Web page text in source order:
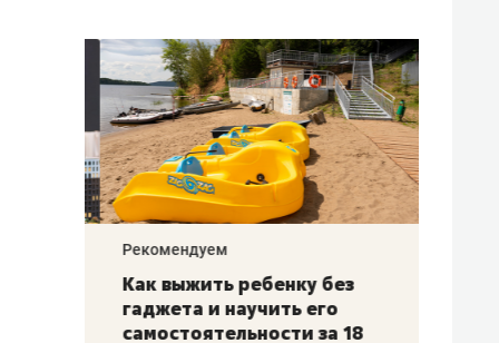
–
Рекомендуем
Как выжить ребенку без
гаджета и научить его
самостоятельности за 18